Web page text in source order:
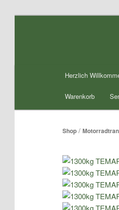
Herzlich
Warenkorb
Shop/